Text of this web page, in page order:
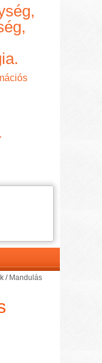
/ Mandulás